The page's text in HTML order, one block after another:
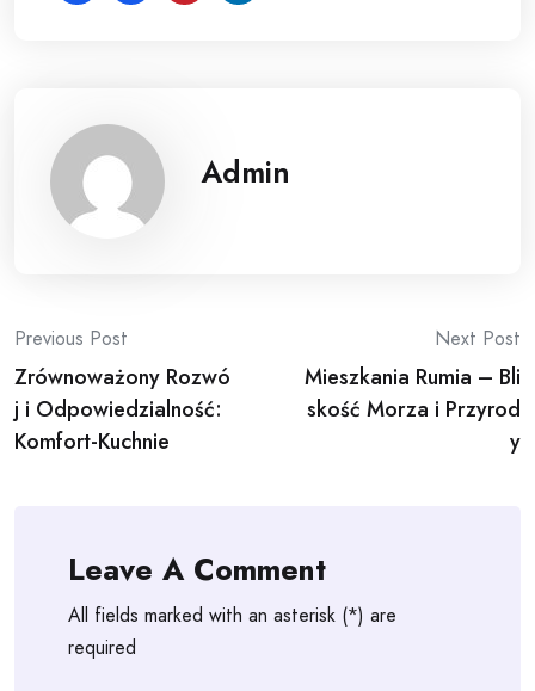
Admin
Post
navigation
Previous Post
Zrównoważony Rozwó
j i Odpowiedzialność:
Komfort-Kuchnie
Next Post
Mieszkania Rumia – Bli
skość Morza i Przyrod
y
Leave A Comment
All fields marked with an asterisk (*) are
required